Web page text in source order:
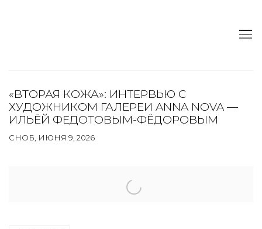
«ВТОРАЯ КОЖА»: ИНТЕРВЬЮ С
ХУДОЖНИКОМ ГАЛЕРЕИ ANNA NOVA —
ИЛЬЁЙ ФЕДОТОВЫМ-ФЁДОРОВЫМ
СНОБ, ИЮНЯ 9, 2026